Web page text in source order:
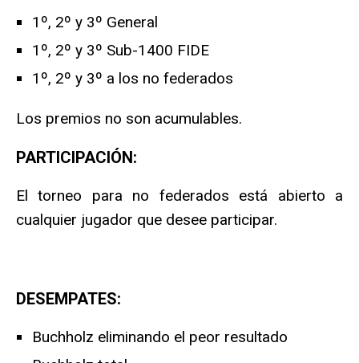
1º, 2º y 3º General
1º, 2º y 3º Sub-1400 FIDE
1º, 2º y 3º a los no federados
Los premios no son acumulables.
PARTICIPACIÓN:
El torneo para no federados está abierto a
cualquier jugador que desee participar.
DESEMPATES:
Buchholz eliminando el peor resultado